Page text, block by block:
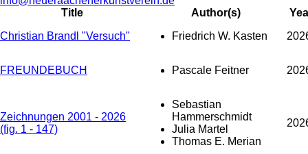
Title
Author(s)
Christian Brandl "Versuch"
Friedrich W. Kasten
FREUNDEBUCH Pascale Feitner
Zeichnungen 2001 - 2026
(fig. 1 - 147)
Sebastian
Hammerschmidt
Julia Martel
Thomas E. Merian